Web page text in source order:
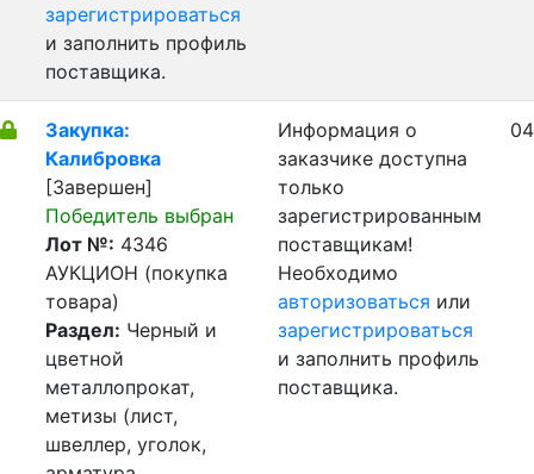
зарегистрироваться
и заполнить профиль
поставщика.
Закупка:
Калибровка
[Завершен]
Победитель выбран
Лот №: 4346
АУКЦИОН (покупка
товара)
Раздел: Черный и
цветной
металлопрокат,
метизы (лист,
швеллер, уголок,
Информация о
заказчике доступна
только
зарегистрированным
поставщикам!
Необходимо
авторизоваться или
зарегистрироваться
и заполнить профиль
поставщика.